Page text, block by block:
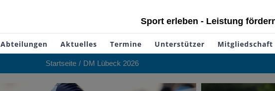
Sport erleben - Leistung
Abteilungen Aktuelles Termine Unterstützer Mitgliedschaft
Startseite DM Lübeck 2026